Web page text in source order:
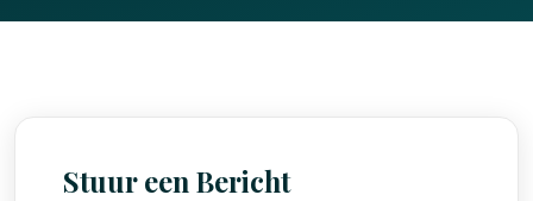
Stuur een Bericht